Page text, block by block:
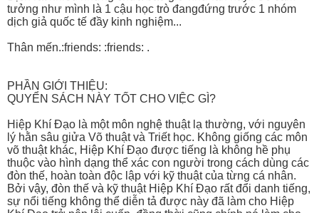
tưởng như mình là 1 cậu học trò đangđứng trước 1 nhóm
dịch giả quốc tế đầy kinh nghiệm...
Thân mến.:friends: :friends: .
PHẦN GIỚI THIỆU:
QUYỂN SÁCH NÀY TỐT CHO VIỆC GÌ?
Hiệp Khí Đạo là một môn nghệ thuật lạ thường, với nguyên
lý hằn sâu giửa Võ thuật và Triết học. Không giống các môn
võ thuật khác, Hiệp Khí Đạo được tiếng là không hề phụ
thuộc vào hình dạng thể xác con người trong cách dùng các
đòn thế, hoàn toàn độc lập với kỹ thuật của từng cá nhân.
Bởi vậy, đòn thế và kỹ thuật Hiệp Khí Đạo rất đổi danh tiếng,
sự nổi tiếng không thể diễn tả được này đã làm cho Hiệp